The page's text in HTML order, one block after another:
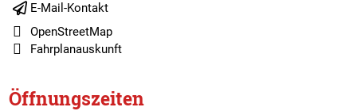
E-Mail-Kontakt
OpenStreetMap
Fahrplanauskunft
Öffnungszeiten